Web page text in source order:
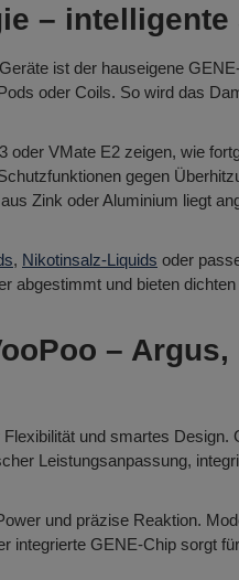
–
ist der hauseigene
oder Coils. So wird das
oder VMate E2 zeigen, wie
gegen
Zink oder Aluminium liegt
, Nikotinsalz-Liquids oder
abgestimmt und bieten
–
und smartes
Leistungsanpassung,
und präzise Reaktion.
integrierte GENE-Chip sorgt